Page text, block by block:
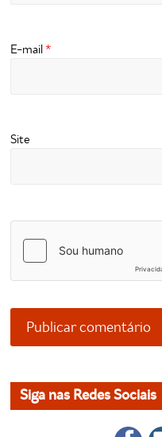
E-mail*
Site
Siga nas Redes Sociais